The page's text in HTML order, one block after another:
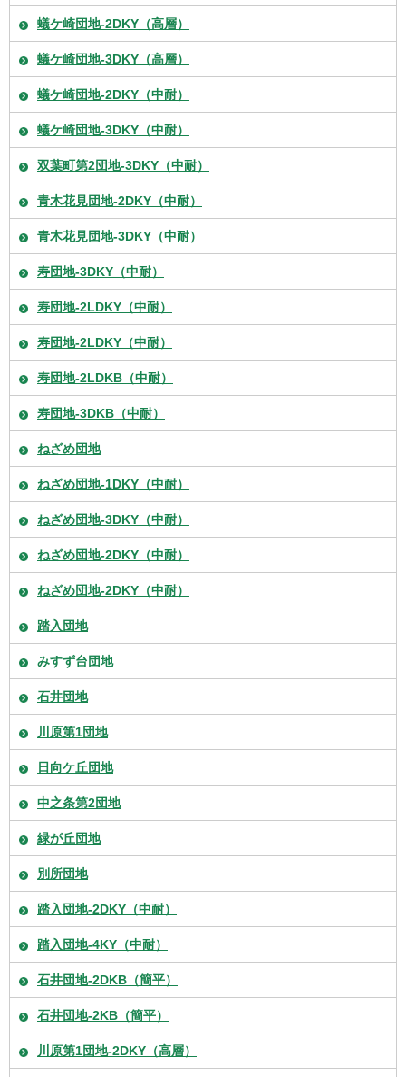
蟻ケ崎団地-2DKY（高層）
蟻ケ崎団地-3DKY（高層）
蟻ケ崎団地-2DKY（中耐）
蟻ケ崎団地-3DKY（中耐）
双葉町第2団地-3DKY（中耐）
青木花見団地-2DKY（中耐）
青木花見団地-3DKY（中耐）
寿団地-3DKY（中耐）
寿団地-2LDKY（中耐）
寿団地-2LDKY（中耐）
寿団地-2LDKB（中耐）
寿団地-3DKB（中耐）
ねざめ団地
ねざめ団地-1DKY（中耐）
ねざめ団地-3DKY（中耐）
ねざめ団地-2DKY（中耐）
ねざめ団地-2DKY（中耐）
踏入団地
みすず台団地
石井団地
川原第1団地
日向ケ丘団地
中之条第2団地
緑が丘団地
別所団地
踏入団地-2DKY（中耐）
踏入団地-4KY（中耐）
石井団地-2DKB（簡平）
石井団地-2KB（簡平）
川原第1団地-2DKY（高層）